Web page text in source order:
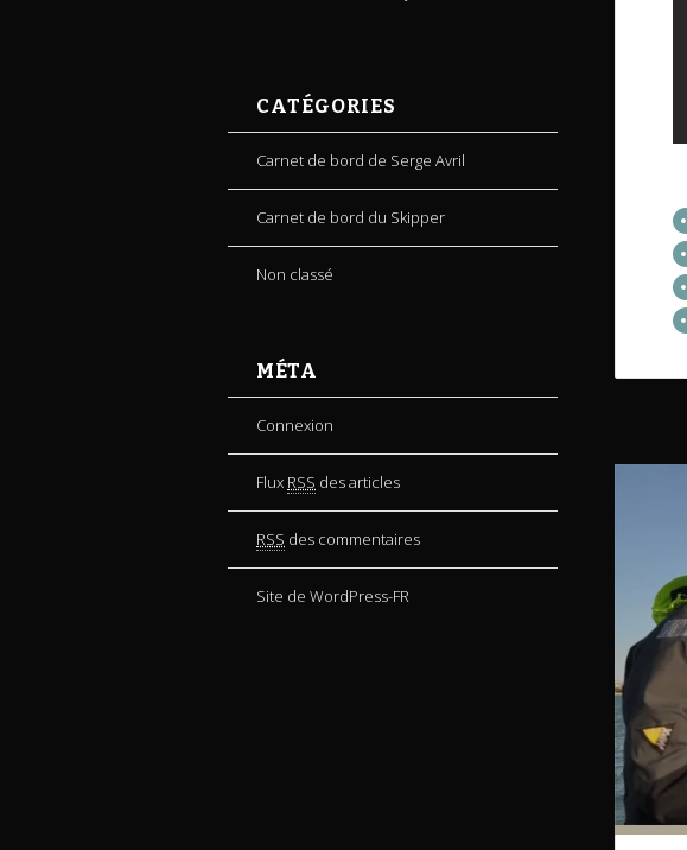
CATÉGORIES
Carnet de bord de Serge Avril
Carnet de bord du Skipper
Non classé
MÉTA
Connexion
Flux RSS des articles
RSS des commentaires
Site de WordPress-FR